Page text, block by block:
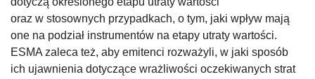
oraz w stosownych przypadkach, o tym, jaki wpływ mają
one na podział instrumentów na etapy utraty wartości.
ESMA zaleca też, aby emitenci rozważyli, w jaki sposób
ich ujawnienia dotyczące wrażliwości oczekiwanych strat